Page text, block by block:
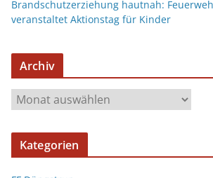
Brandschutzerziehung hautnah:
veranstaltet Aktionstag für Kinder
Archiv
Kategorien